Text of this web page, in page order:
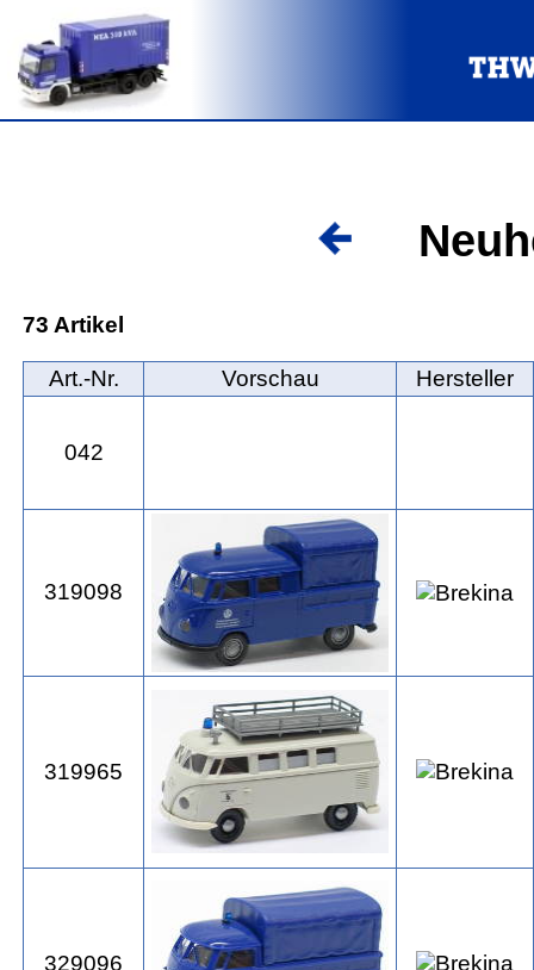
73 Artikel
Art.‑Nr. Vorschau Hersteller
042
319098
319965
329096